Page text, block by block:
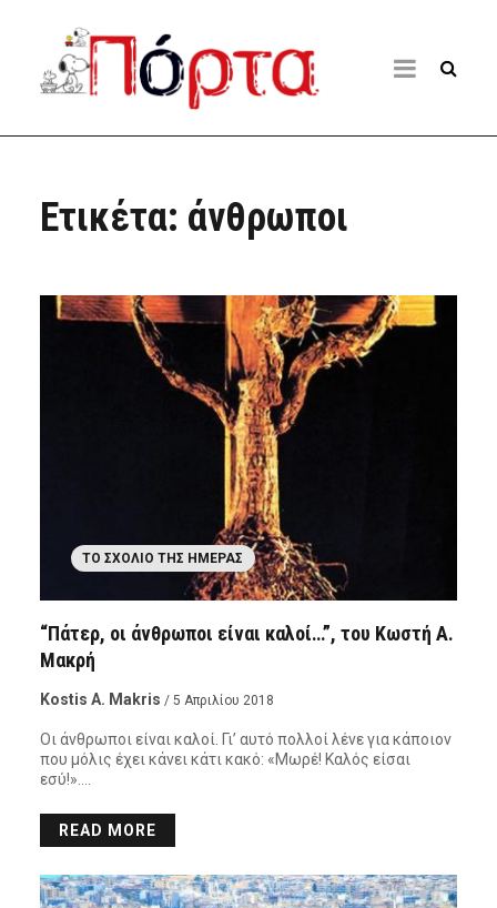
Ετικέτα: άνθρωποι
ΤΟ ΣΧΌΛΙΟ ΤΗΣ ΗΜΈΡΑΣ
“Πάτερ, οι άνθρωποι είναι καλοί…”, του Κωστή Α.
Μακρή
Kostis A. Makris / 5 Απριλίου 2018
Οι άνθρωποι είναι καλοί. Γι’ αυτό πολλοί λένε για κάποιον
που μόλις έχει κάνει κάτι κακό: «Μωρέ! Καλός είσαι
εσύ!»….
READ MORE